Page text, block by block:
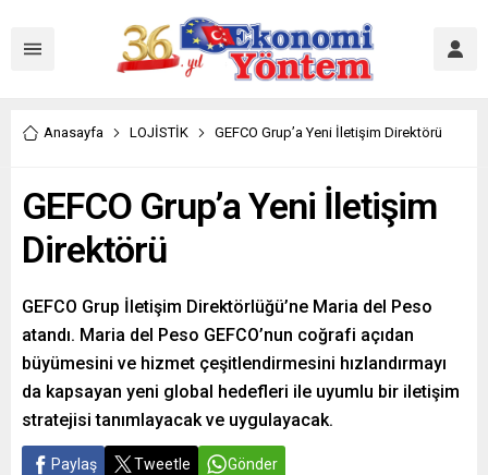
Anasayfa LOJİSTİK GEFCO Grup’a Yeni İletişim Direktörü
GEFCO Grup’a Yeni İletişim
Direktörü
GEFCO Grup İletişim Direktörlüğü’ne Maria del Peso
atandı. Maria del Peso GEFCO’nun coğrafi açıdan
büyümesini ve hizmet çeşitlendirmesini hızlandırmayı
da kapsayan yeni global hedefleri ile uyumlu bir iletişim
stratejisi tanımlayacak ve uygulayacak.
Paylaş Tweetle Gönder